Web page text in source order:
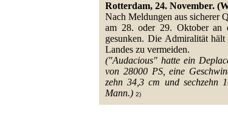
Rotterdam, 24. November.
Nach Meldungen aus sicherer
am 28. oder 29. Oktober an
gesunken. Die Admiralität
Landes zu vermeiden.
("Audacious" hatte ein
von 28000 PS, eine
zehn 34,3 cm und sechzehn
Mann.) 2)